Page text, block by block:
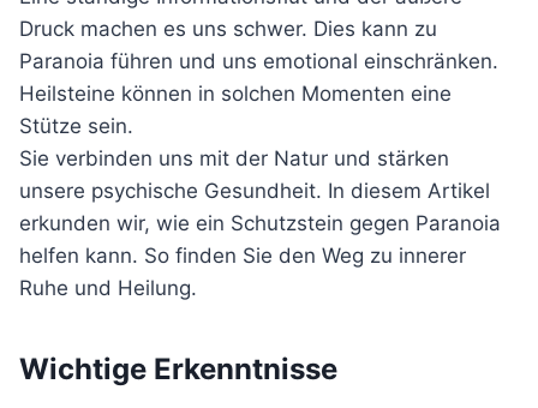
Druck machen es uns schwer. Dies kann zu
Paranoia führen und uns emotional einschränken.
Heilsteine können in solchen Momenten eine
Stütze sein.
Sie verbinden uns mit der Natur und stärken
unsere psychische Gesundheit. In diesem Artikel
erkunden wir, wie ein Schutzstein gegen Paranoia
helfen kann. So finden Sie den Weg zu innerer
Ruhe und Heilung.
Wichtige Erkenntnisse